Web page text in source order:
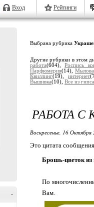
Вход Рейтинги
-
Выбрана рубрика
Другие рубрики в этом
работа(604),Роспись
Парфюмерия(14),
Квиллинг(19),интернет
Вышивка(10), Все из гипса
РАБОТА
Воскресенье, 16
Это цитата сообщения
Брошь-цветок
По
Вам.